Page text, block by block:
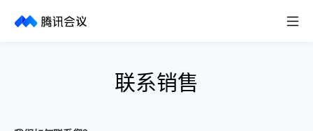
取消
联系销售